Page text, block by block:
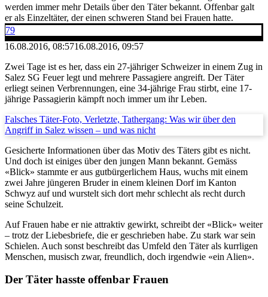
werden immer mehr Details über den Täter bekannt. Offenbar galt
er als Einzeltäter, der einen schweren Stand bei Frauen hatte.
79
16.08.2016, 08:5716.08.2016, 09:57
Zwei Tage ist es her, dass ein 27-jähriger Schweizer in einem Zug in
Salez SG Feuer legt und mehrere Passagiere angreift. Der Täter
erliegt seinen Verbrennungen, eine 34-jährige Frau stirbt, eine 17-
jährige Passagierin kämpft noch immer um ihr Leben.
Falsches Täter-Foto, Verletzte, Tathergang: Was wir über den
Angriff in Salez wissen – und was nicht
Gesicherte Informationen über das Motiv des Täters gibt es nicht.
Und doch ist einiges über den jungen Mann bekannt. Gemäss
«Blick» stammte er aus gutbürgerlichem Haus, wuchs mit einem
zwei Jahre jüngeren Bruder in einem kleinen Dorf im Kanton
Schwyz auf und wurstelt sich dort mehr schlecht als recht durch
seine Schulzeit.
Auf Frauen habe er nie attraktiv gewirkt, schreibt der «Blick» weiter
– trotz der Liebesbriefe, die er geschrieben habe. Zu stark war sein
Schielen. Auch sonst beschreibt das Umfeld den Täter als kurrligen
Menschen, musisch zwar, freundlich, doch irgendwie «ein Alien».
Der Täter hasste offenbar Frauen